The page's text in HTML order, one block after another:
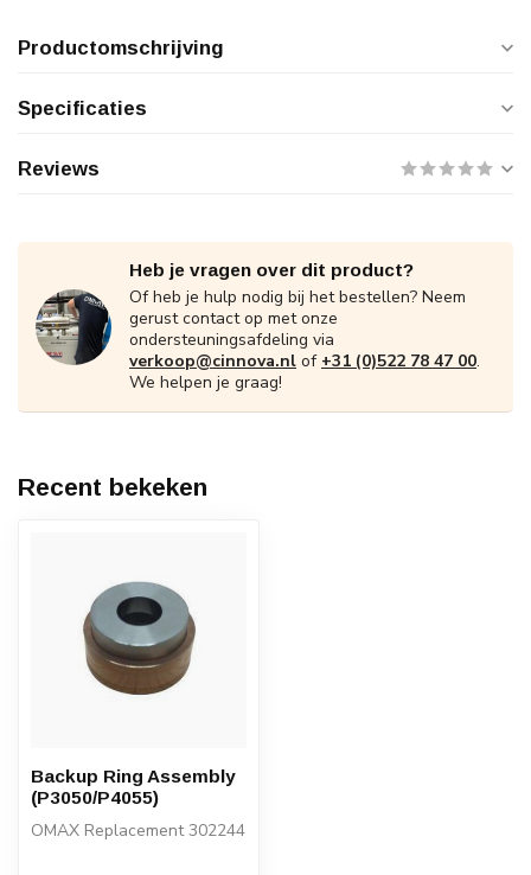
Productomschrijving
Specificaties
Reviews
Heb je vragen over dit product?
Of heb je hulp nodig bij het bestellen? Neem
gerust contact op met onze
ondersteuningsafdeling via
verkoop@cinnova.nl of +31 (0)522 78 47 00.
We helpen je graag!
Recent bekeken
Backup Ring Assembly
(P3050/P4055)
OMAX Replacement 302244